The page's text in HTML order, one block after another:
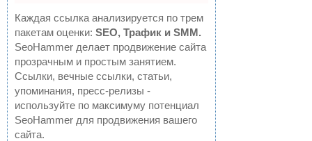
Каждая ссылка анализируется по трем
пакетам оценки: SEO, Трафик и SMM.
SeoHammer делает продвижение сайта
прозрачным и простым занятием.
Ссылки, вечные ссылки, статьи,
упоминания, пресс-релизы -
используйте по максимуму потенциал
SeoHammer для продвижения вашего
сайта.